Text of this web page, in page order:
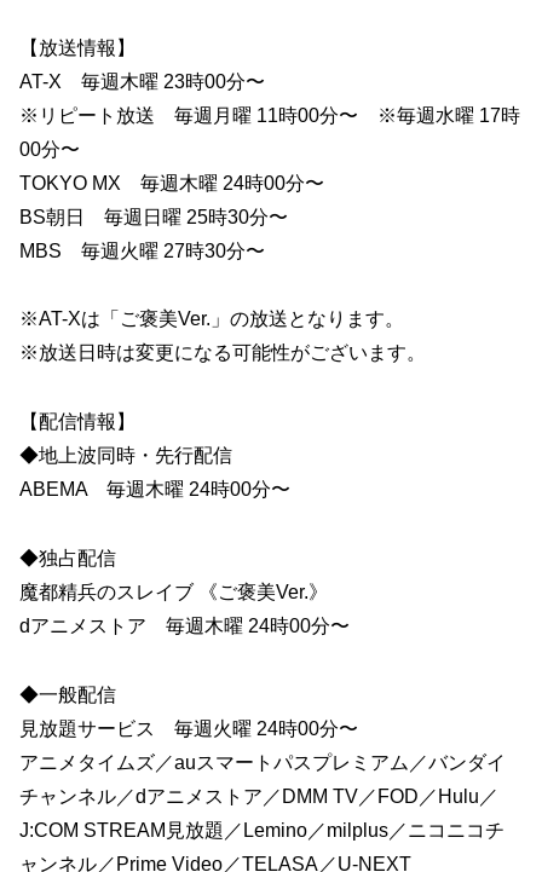
【放送情報】
AT-X 毎週木曜 23時00分〜
※リピート放送 毎週月曜 11時00分〜 ※毎週水曜 17時
00分〜
TOKYO MX 毎週木曜 24時00分〜
BS朝日 毎週日曜 25時30分〜
MBS 毎週火曜 27時30分〜
※AT-Xは「ご褒美Ver.」の放送となります。
※放送日時は変更になる可能性がございます。
【配信情報】
◆地上波同時・先行配信
ABEMA 毎週木曜 24時00分〜
◆独占配信
魔都精兵のスレイブ 《ご褒美Ver.》
dアニメストア 毎週木曜 24時00分〜
◆一般配信
見放題サービス 毎週火曜 24時00分〜
アニメタイムズ／auスマートパスプレミアム／バンダイ
チャンネル／dアニメストア／DMM TV／FOD／Hulu／
J:COM STREAM見放題／Lemino／milplus／ニコニコチ
ャンネル／Prime Video／TELASA／U-NEXT